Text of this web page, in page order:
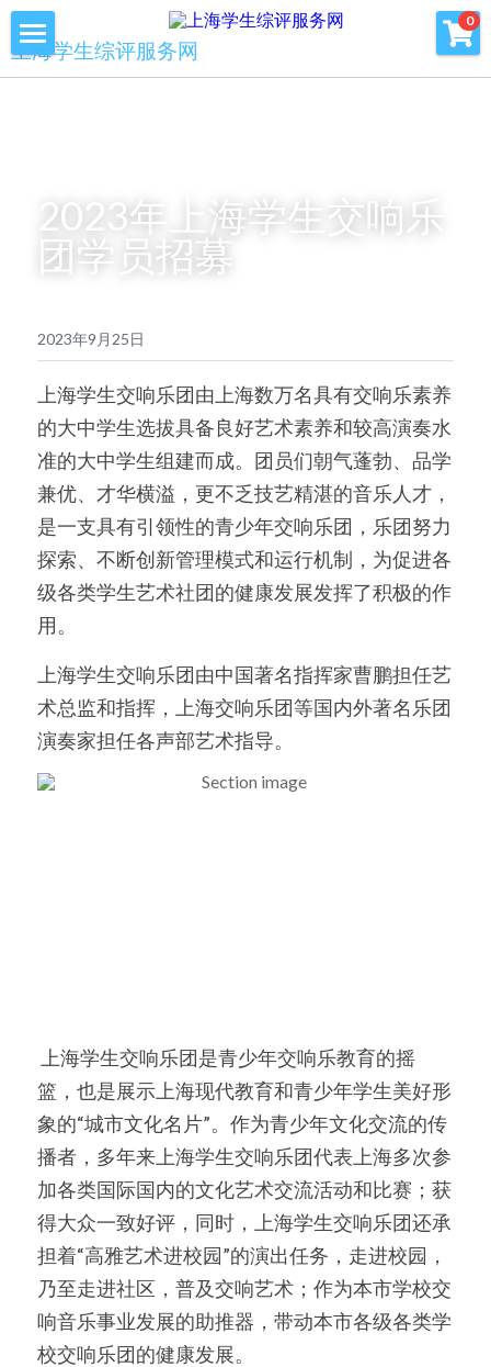
上海学生综评服务网
0
首页
上海中高考
学术提升
科创书店
心理咨询
美国高中NRCA
美国高中DC
Waterloo School
精品课程
优沃家教
会员服务
新闻消息
联系我们
2023年上海学生交响乐
团学员招募
2023年9月25日
上海学生交响乐团由上海数万名具有交响乐素养
的大中学生选拔具备良好艺术素养和较高演奏水
准的大中学生组建而成。团员们朝气蓬勃、品学
兼优、才华横溢，更不乏技艺精湛的音乐人才，
是一支具有引领性的青少年交响乐团，乐团努力
探索、不断创新管理模式和运行机制，为促进各
级各类学生艺术社团的健康发展发挥了积极的作
用。
上海学生交响乐团由中国著名指挥家曹鹏担任艺
术总监和指挥，上海交响乐团等国内外著名乐团
演奏家担任各声部艺术指导。
篮，也是展示上海现代教育和青少年学生美好形
象的“城市文化名片”。作为青少年文化交流的传
播者，多年来上海学生交响乐团代表上海多次参
加各类国际国内的文化艺术交流活动和比赛；获
得大众一致好评，同时，上海学生交响乐团还承
担着“高雅艺术进校园”的演出任务，走进校园，
乃至走进社区，普及交响艺术；作为本市学校交
响音乐事业发展的助推器，带动本市各级各类学
校交响乐团的健康发展。
×